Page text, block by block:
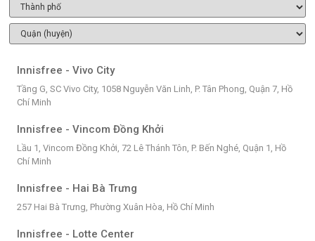
Innisfree - Vivo City
Tầng G, SC Vivo City, 1058 Nguyễn Văn Linh, P. Tân Phong, Quận 7, Hồ
Chí Minh
Innisfree - Vincom Đồng Khởi
Lầu 1, Vincom Đồng Khởi, 72 Lê Thánh Tôn, P. Bến Nghé, Quận 1, Hồ
Chí Minh
Innisfree - Hai Bà Trưng
257 Hai Bà Trưng, Phường Xuân Hòa, Hồ Chí Minh
Innisfree - Lotte Center